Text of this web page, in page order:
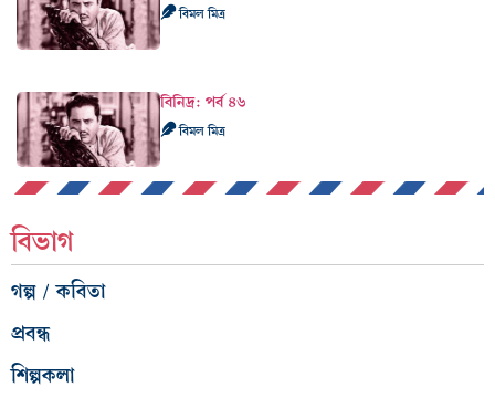
বিমল মিত্র
বিনিদ্র: পর্ব ৪৬
বিমল মিত্র
বিভাগ
গল্প / কবিতা
প্রবন্ধ
শিল্পকলা